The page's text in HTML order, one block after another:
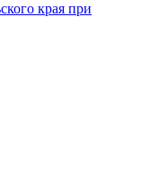
края при